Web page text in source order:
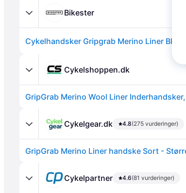
Bikester
Cykelhandsker Gripgrab Merino Liner Black.
Cykelshoppen.dk
GripGrab Merino Wool Liner
Cykelgear.dk 4.8(275 vurderinger)
GripGrab Merino Liner handske Sort -
Cykelpartner 4.6(81 vurderinger)